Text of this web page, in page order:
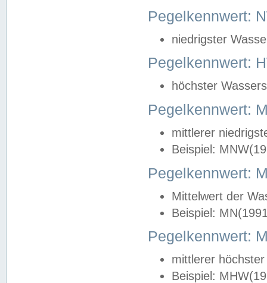
Pegelkennwert:
niedrigster
Pegelkennwert:
höchster
Pegelkennwert:
mittlerer
Beispiel:
Pegelkennwert:
Mittelwert der
Beispiel:
Pegelkennwert:
mittlerer
Beispiel: